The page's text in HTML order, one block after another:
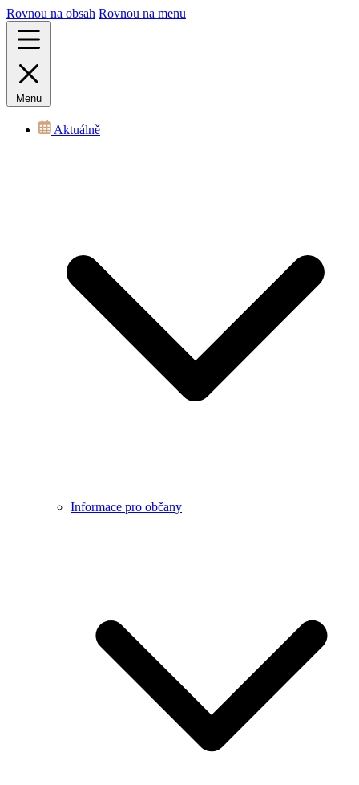
Rovnou na obsah Rovnou na menu
Menu
Aktuálně
Informace pro občany